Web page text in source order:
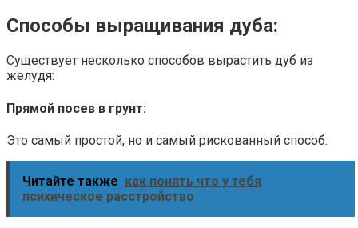
Способы выращивания дуба:
Существует несколько способов вырастить дуб из
желудя:
Прямой посев в грунт:
Это самый простой, но и самый рискованный способ.
Читайте также как понять что у тебя
психическое расстройство